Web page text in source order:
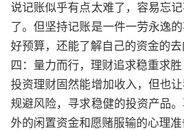
说记账似乎有点太难了，容易忘
了。但坚持记账是一件一劳永逸
好预算，还能了解自己的资金的去
四：量力而行，理财追求稳重求胜
投资理财固然能增加收入，但也
规避风险，寻求稳健的投资产品
外的闲置资金和愿赌服输的心理准